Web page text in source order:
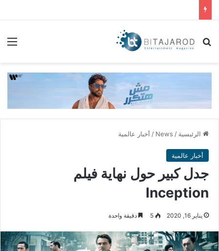
بحث عن
الرئيسية /
News
/ أخبار عالمية
أخبار عالمية
جدل كبير حول نهاية فيلم
Inception
يناير 16, 2020 5 دقيقة واحدة